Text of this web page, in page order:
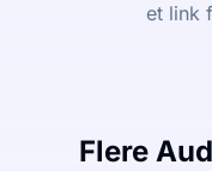
et link
Flere